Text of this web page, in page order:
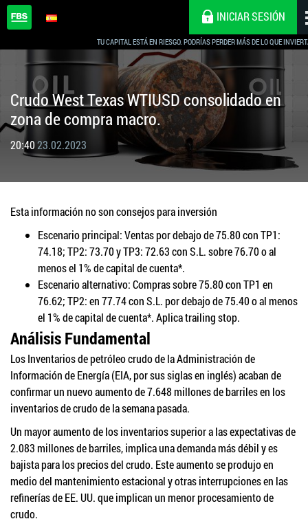
TU CAPITAL ESTÁ EN RIESGO. PODRÍAS PERDER MÁS DE LO QUE
INICIAR SESIÓN
Crudo West Texas WTIUSD consolidado en
zona de compra macro.
20:4023.02.2023
Esta información no son consejos para inversión
Escenario principal: Ventas por debajo de 75.80 con TP1:
74.18; TP2: 73.70 y TP3: 72.63 con S.L. sobre 76.70 o al
menos el 1% de capital de cuenta*.
Escenario alternativo: Compras sobre 75.80 con TP1 en
76.62; TP2: en 77.74 con S.L. por debajo de 75.40 o al menos
el 1% de capital de cuenta*. Aplica trailing stop.
Análisis Fundamental
Los Inventarios de petróleo crudo de la Administración de
Información de Energía (EIA, por sus siglas en inglés) acaban de
confirmar un nuevo aumento de 7.648 millones de barriles en los
inventarios de crudo de la semana pasada.
Un mayor aumento de los inventarios superior a las expectativas de
2.083 millones de barriles, implica una demanda más débil y es
bajista para los precios del crudo. Este aumento se produjo en
medio del mantenimiento estacional y otras interrupciones en las
refinerías de EE. UU. que implican un menor procesamiento de
crudo.